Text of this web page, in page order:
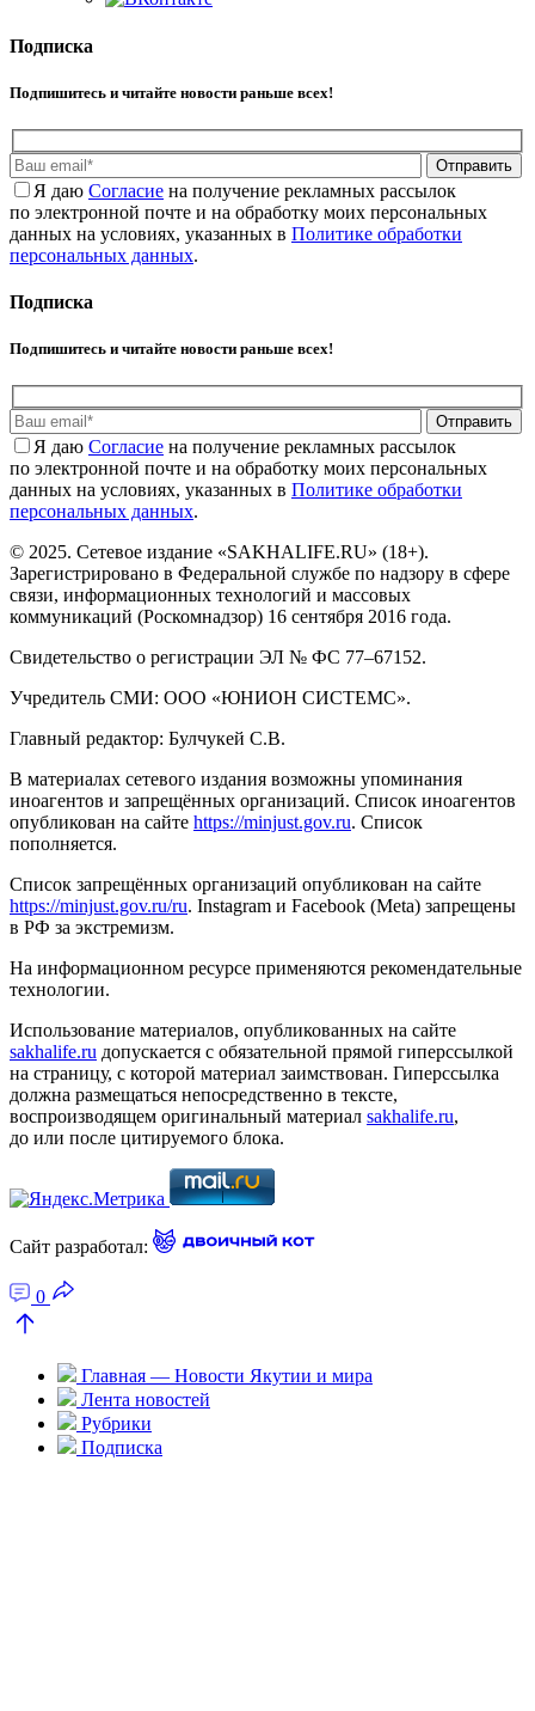
Подписка
Подпишитесь и читайте новости раньше всех!
Отправить
Я даю Cогласие на получение рекламных рассылок
по электронной почте и на обработку моих персональных
данных на условиях, указанных в Политике обработки
персональных данных.
Подписка
Подпишитесь и читайте новости раньше всех!
Отправить
Я даю Cогласие на получение рекламных рассылок
по электронной почте и на обработку моих персональных
данных на условиях, указанных в Политике обработки
персональных данных.
© 2025. Сетевое издание «SAKHALIFE.RU» (18+).
Зарегистрировано в Федеральной службе по надзору в сфере
связи, информационных технологий и массовых
коммуникаций (Роскомнадзор) 16 сентября 2016 года.
Свидетельство о регистрации ЭЛ № ФС 77–67152.
Учредитель СМИ: ООО «ЮНИОН СИСТЕМС».
Главный редактор: Булчукей С.В.
В материалах сетевого издания возможны упоминания
иноагентов и запрещённых организаций. Список иноагентов
опубликован на сайте https://minjust.gov.ru. Список
пополняется.
Список запрещённых организаций опубликован на сайте
https://minjust.gov.ru/ru. Instagram и Facebook (Metа) запрещены
в РФ за экстремизм.
На информационном ресурсе применяются рекомендательные
технологии.
Использование материалов, опубликованных на сайте
sakhalife.ru допускается с обязательной прямой гиперссылкой
на страницу, с которой материал заимствован. Гиперссылка
должна размещаться непосредственно в тексте,
воспроизводящем оригинальный материал sakhalife.ru,
до или после цитируемого блока.
Сайт разработал:
0
Главная — Новости Якутии и мира
Лента новостей
Рубрики
Подписка